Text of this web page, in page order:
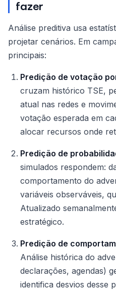
fazer
Análise preditiva usa
projetar cenários. Em
principais:
Predição de votação
cruzam histórico TSE,
atual nas redes e
votação esperada em
alocar recursos onde
Predição de
simulados respondem:
comportamento do
variáveis observáveis,
Atualizado
estratégico.
Predição de
Análise histórica do
declarações, agendas)
identifica desvios desse